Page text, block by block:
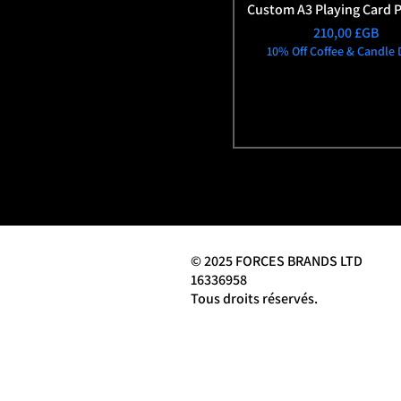
Custom A3 Playing Card
Prix
210,00 £GB
10% Off Coffee & Candle
© 2025 FORCES BRANDS LTD
16336958
Tous droits réservés.